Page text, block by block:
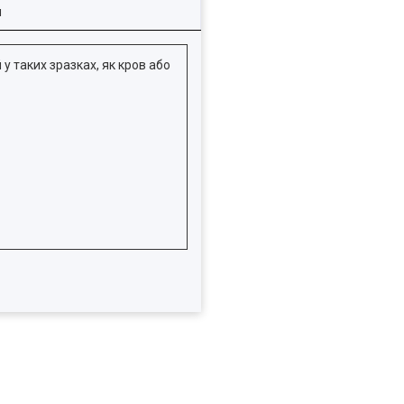
таких зразках, як кров або